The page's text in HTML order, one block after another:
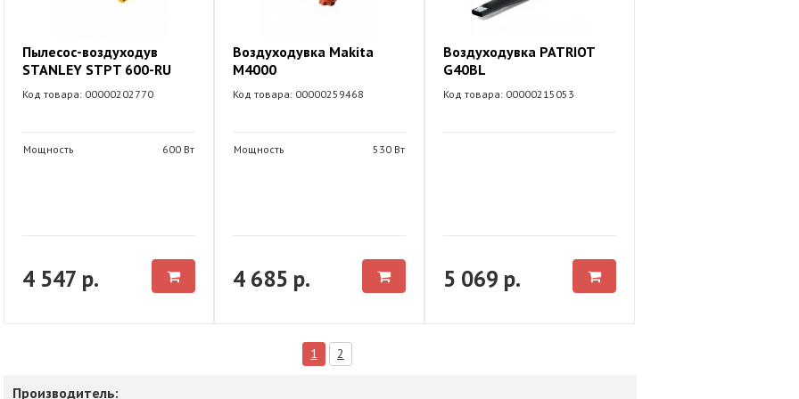
Пылесос-воздуходув
STANLEY STPT 600-RU
Код товара: 00000202770
Мощность 600 Вт
4 547 р.
Воздуходувка Makita
M4000
Код товара: 00000259468
Мощность 530 Вт
4 685 р.
Воздуходувка PATRIOT
G40BL
Код товара: 00000215053
5 069 р.
1 2
Производитель: